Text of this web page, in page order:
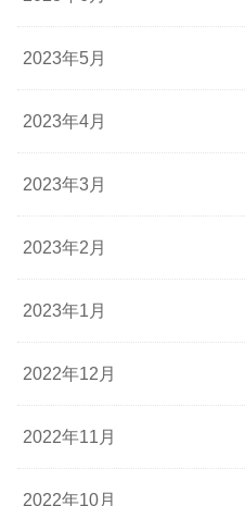
2023年5月
2023年4月
2023年3月
2023年2月
2023年1月
2022年12月
2022年11月
2022年10月